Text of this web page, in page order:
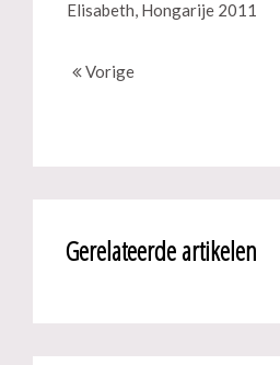
Elisabeth, Hongarije 2011
Vorige
Gerelateerde artikelen